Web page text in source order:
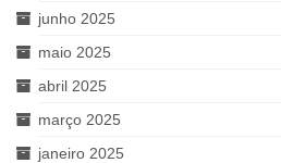
junho 2025
maio 2025
abril 2025
março 2025
janeiro 2025